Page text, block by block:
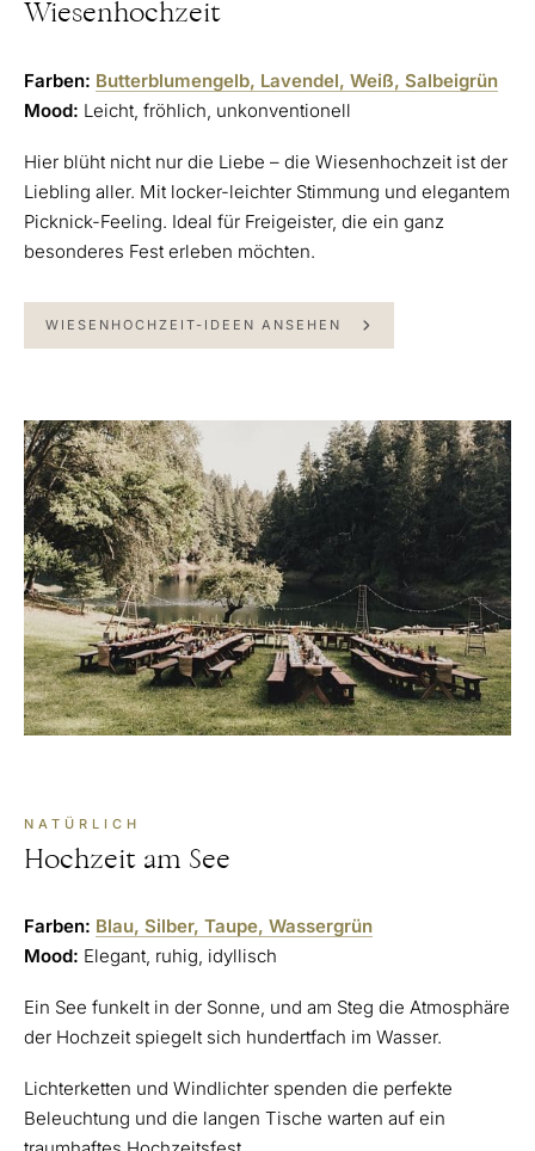
Wiesenhochzeit
Farben: Butterblumengelb, Lavendel, Weiß, Salbeigrün
Mood: Leicht, fröhlich, unkonventionell
Hier blüht nicht nur die Liebe – die Wiesenhochzeit ist der
Liebling aller. Mit locker-leichter Stimmung und elegantem
Picknick-Feeling. Ideal für Freigeister, die ein ganz
besonderes Fest erleben möchten.
WIESENHOCHZEIT-IDEEN ANSEHEN
NATÜRLICH
Hochzeit am See
Farben: Blau, Silber, Taupe, Wassergrün
Mood: Elegant, ruhig, idyllisch
Ein See funkelt in der Sonne, und am Steg die Atmosphäre
der Hochzeit spiegelt sich hundertfach im Wasser.
Lichterketten und Windlichter spenden die perfekte
Beleuchtung und die langen Tische warten auf ein